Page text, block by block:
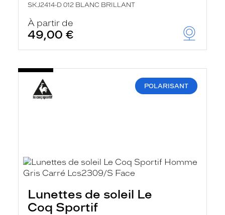
SKJ2414-D 012 BLANC BRILLANT
À partir de
49,00 €
POLARISANT
Lunettes de soleil Le
Coq Sportif